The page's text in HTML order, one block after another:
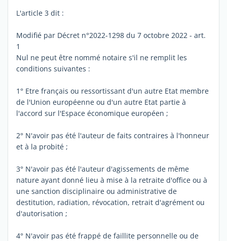
L'article 3 dit :
Modifié par Décret n°2022-1298 du 7 octobre 2022 - art.
1
Nul ne peut être nommé notaire s'il ne remplit les
conditions suivantes :
1° Etre français ou ressortissant d'un autre Etat membre
de l'Union européenne ou d'un autre Etat partie à
l'accord sur l'Espace économique européen ;
2° N'avoir pas été l'auteur de faits contraires à l'honneur
et à la probité ;
3° N'avoir pas été l'auteur d'agissements de même
nature ayant donné lieu à mise à la retraite d'office ou à
une sanction disciplinaire ou administrative de
destitution, radiation, révocation, retrait d'agrément ou
d'autorisation ;
4° N'avoir pas été frappé de faillite personnelle ou de